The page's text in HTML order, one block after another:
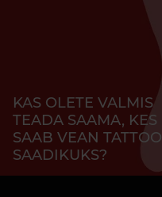
KAS OLETE VALMIS
TEADA SAAMA, KES
SAAB VEAN TATTOO
SAADIKUKS?